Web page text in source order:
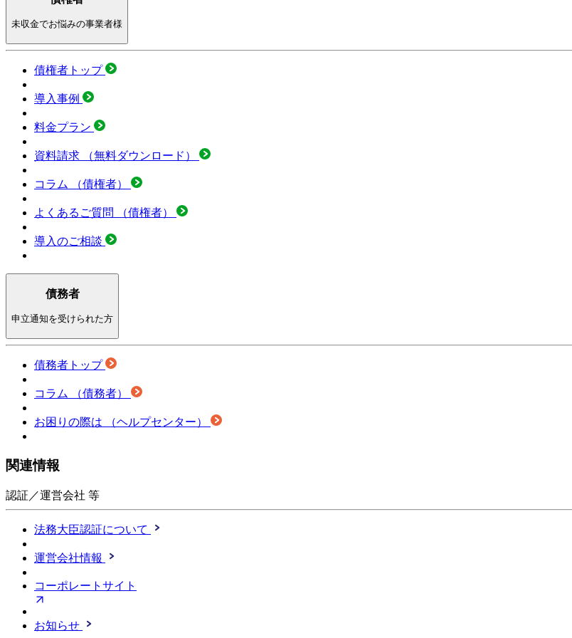
未収金でお悩みの事業者様
債権者トップ
導入事例
料金プラン
資料請求 （無料ダウンロード）
コラム （債権者）
よくあるご質問 （債権者）
導入のご相談
債務者
申立通知を受けられた方
債務者トップ
コラム （債務者）
お困りの際は （ヘルプセンター）
関連情報
認証／運営会社 等
法務大臣認証について
運営会社情報
コーポレートサイト
お知らせ